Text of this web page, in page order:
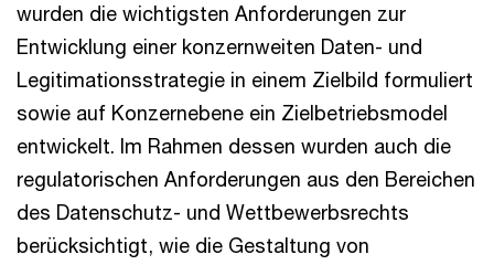
wurden die wichtigsten Anforderungen zur
Entwicklung einer konzernweiten Daten- und
Legitimationsstrategie in einem Zielbild formuliert
sowie auf Konzernebene ein Zielbetriebsmodel
entwickelt. Im Rahmen dessen wurden auch die
regulatorischen Anforderungen aus den Bereichen
des Datenschutz- und Wettbewerbsrechts
berücksichtigt, wie die Gestaltung von